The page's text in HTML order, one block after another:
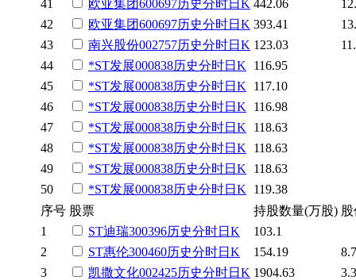
41
欧亚集团600697历史分时日K 442.06
42
欧亚集团600697历史分时日K 393.41
43
南兴股份002757历史分时日K 123.03
44
*ST发展000838历史分时日K
116.95
45
*ST发展000838历史分时日K
117.10
46
*ST发展000838历史分时日K
116.98
47
*ST发展000838历史分时日K
118.63
48
*ST发展000838历史分时日K
118.63
49
*ST发展000838历史分时日K
118.63
50
*ST发展000838历史分时日K
119.38
序号 股票 持股数量(万股)
1
ST迪瑞300396历史分时日K
103.1
2
ST惠伦300460历史分时日K 154.19
3
凯撒文化002425历史分时日K 1904.63